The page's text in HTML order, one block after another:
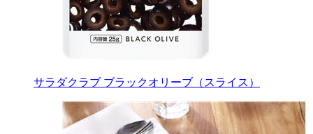
サラダクラブ ブラックオリーブ（スライス）